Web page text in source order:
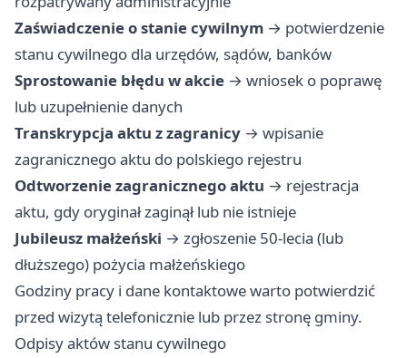
Zaświadczenie o stanie cywilnym → potwierdzenie
stanu cywilnego dla urzędów, sądów, banków
Sprostowanie błędu w akcie → wniosek o poprawę
lub uzupełnienie danych
Transkrypcja aktu z zagranicy → wpisanie
zagranicznego aktu do polskiego rejestru
Odtworzenie zagranicznego aktu → rejestracja
aktu, gdy oryginał zaginął lub nie istnieje
Jubileusz małżeński → zgłoszenie 50-lecia (lub
dłuższego) pożycia małżeńskiego
Godziny pracy i dane kontaktowe warto potwierdzić
przed wizytą telefonicznie lub przez stronę gminy.
Odpisy aktów stanu cywilnego